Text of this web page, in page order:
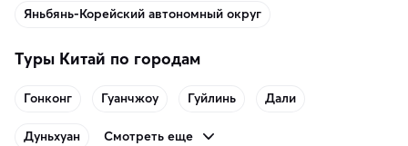
Яньбянь-Корейский автономный округ
Туры Китай по городам
Гонконг Гуанчжоу Гуйлинь Дали
Дуньхуан Смотреть еще